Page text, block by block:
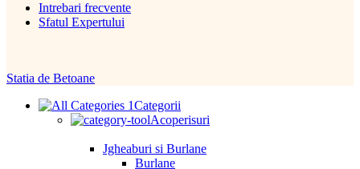
Intrebari frecvente
Sfatul Expertului
Statia de Betoane
Categorii
Acoperisuri
Jgheaburi si Burlane
Burlane